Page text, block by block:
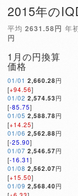
2015年の
平均 2631.58円 年
円
1月の円換算
価格
01/01 2,660.28円
[+94.56]
01/02 2,574.53円
[-85.75]
01/05 2,588.78円
[+14.25]
01/06 2,562.88円
[-25.90]
01/07 2,546.57円
[-16.31]
01/08 2,562.07円
[+15.50]
01/09 2,568.40円